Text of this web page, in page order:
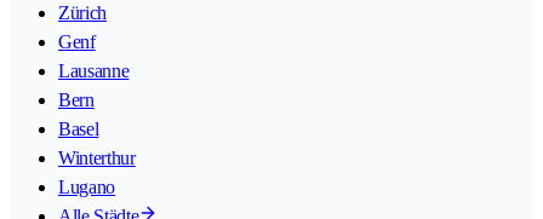
Zürich
Genf
Lausanne
Bern
Basel
Winterthur
Lugano